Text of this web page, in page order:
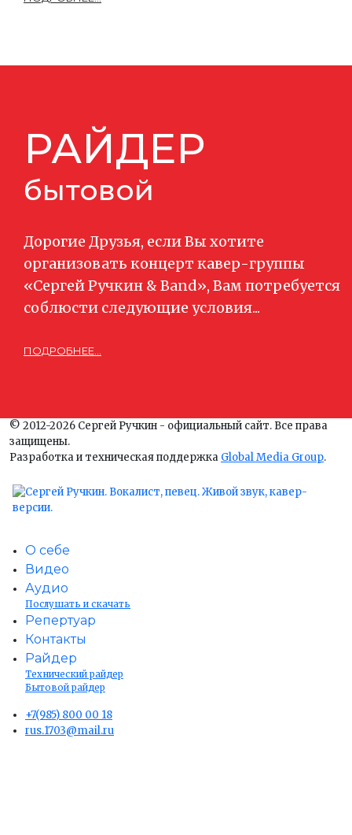
РАЙДЕР
бытовой
Дорогие Друзья, если Вы хотите
организовать концерт кавер-группы
«Сергей Ручкин & Band», Вам потребуется
соблюсти следующие условия...
ПОДРОБНЕЕ...
© 2012-2026 Сергей Ручкин - официальный сайт. Все права
защищены.
Разработка и техническая поддержка Global Media Group.
О себе
Видео
Аудио
Послушать и скачать
Репертуар
Контакты
Райдер
Технический райдер
Бытовой райдер
+7(985) 800 00 18
rus.1703@mail.ru